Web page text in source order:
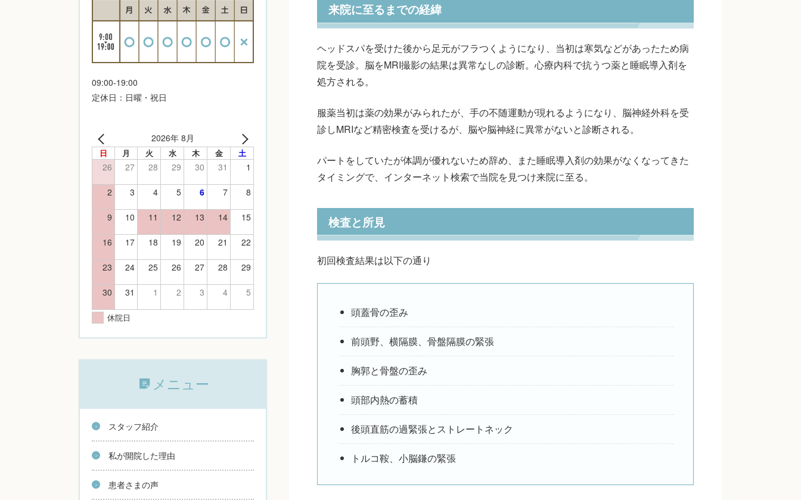
来院に至るまでの経緯
ヘッドスパを受けた後から足元がフラつくようになり、当初は寒気などがあったため病
院を受診。脳をMRI撮影の結果は異常なしの診断。心療内科で抗うつ薬と睡眠導入剤を
処方される。
服薬当初は薬の効果がみられたが、手の不随運動が現れるようになり、脳神経外科を受
診しMRIなど精密検査を受けるが、脳や脳神経に異常がないと診断される。
パートをしていたが体調が優れないため辞め、また睡眠導入剤の効果がなくなってきた
タイミングで、インターネット検索で当院を見つけ来院に至る。
検査と所見
初回検査結果は以下の通り
頭蓋骨の歪み
前頭野、横隔膜、骨盤隔膜の緊張
胸郭と骨盤の歪み
頭部内熱の蓄積
後頭直筋の過緊張とストレートネック
トルコ鞍、小脳鎌の緊張
09:00-19:00
定休日：日曜・祝日
2026年 8月
日 月 火 水 木 金 土
26 27 28 29 30 31 1
2 3 4 5 6 7 8
9 10 11 12 13 14 15
16 17 18 19 20 21 22
23 24 25 26 27 28 29
30 31 1 2 3 4 5
休院日
メニュー
スタッフ紹介
私が開院した理由
患者さまの声